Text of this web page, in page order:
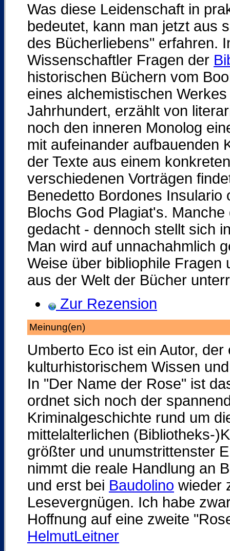
Was diese Leidenschaft in
bedeutet, kann man jetzt aus
des Bücherliebens" erfahren.
Wissenschaftler Fragen der
historischen Büchern vom
eines alchemistischen
Jahrhundert, erzählt von
noch den inneren Monolog
mit aufeinander aufbauenden
der Texte aus einem
verschiedenen Vorträgen
Benedetto Bordones
Blochs God Plagiat's.
gedacht - dennoch stellt sich
Man wird auf unnachahmlich
Weise über bibliophile
aus der Welt der Bücher
Zur Rezension
Meinung(en)
Umberto Eco ist ein Autor,
kulturhistorischem Wissen
In "Der Name der Rose" ist
ordnet sich noch der
Kriminalgeschichte rund um
mittelalterlichen (Bibliotheks-
größter und unumstrittenster
nimmt die reale Handlung an
und erst bei Baudolino wieder
Lesevergnügen. Ich habe
Hoffnung auf eine zweite
HelmutLeitner